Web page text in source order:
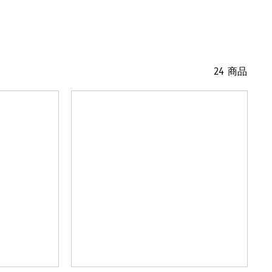
24 商品